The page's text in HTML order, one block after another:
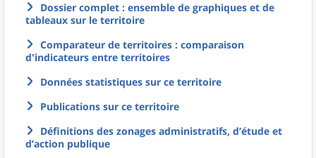
Dossier complet : ensemble de graphiques et de
tableaux sur le territoire
Comparateur de territoires : comparaison
d'indicateurs entre territoires
Données statistiques sur ce territoire
Publications sur ce territoire
Définitions des zonages administratifs, d’étude et
d’action publique